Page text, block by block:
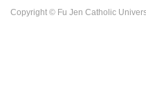
Copyright © Fu Jen Catholic